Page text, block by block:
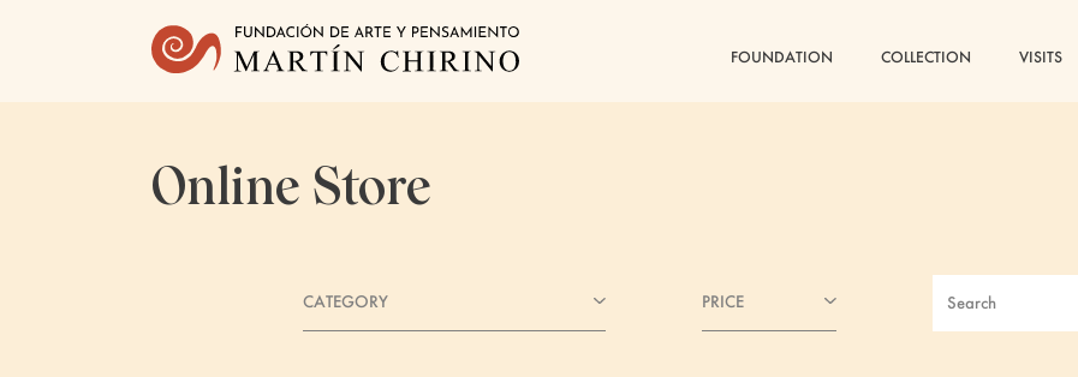
FOUNDATION COLLECTION VISITS
Online Store
CATEGORY PRICE